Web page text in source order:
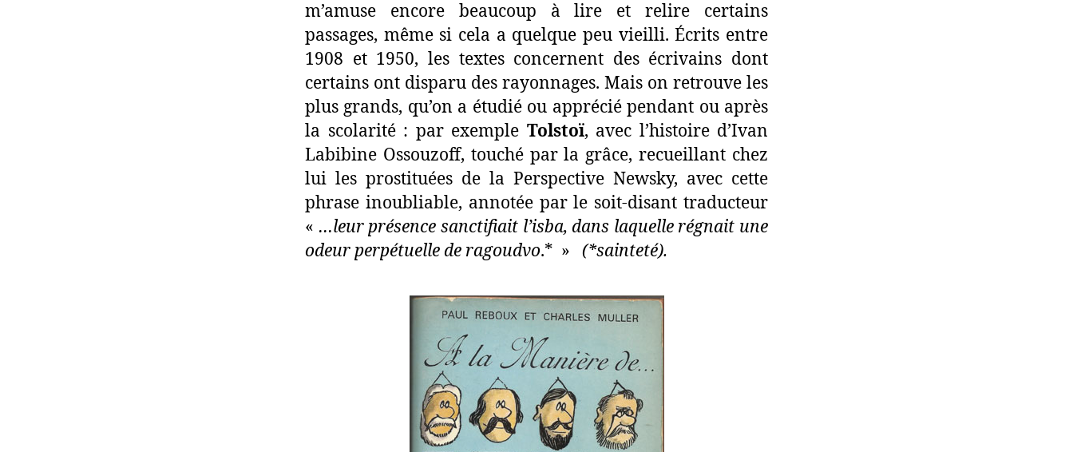
m’amuse encore beaucoup à lire et relire certains
passages, même si cela a quelque peu vieilli. Écrits entre
1908 et 1950, les textes concernent des écrivains dont
certains ont disparu des rayonnages. Mais on retrouve les
plus grands, qu’on a étudié ou apprécié pendant ou après
la scolarité : par exemple Tolstoï, avec l’histoire d’Ivan
Labibine Ossouzoff, touché par la grâce, recueillant chez
lui les prostituées de la Perspective Newsky, avec cette
phrase inoubliable, annotée par le soit-disant traducteur
« …leur présence sanctifiait l’isba, dans laquelle régnait une
odeur perpétuelle de ragoudvo.* » (*sainteté).